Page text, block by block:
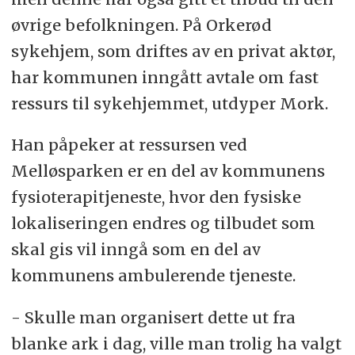
øvrige befolkningen. På Orkerød
sykehjem, som driftes av en privat aktør,
har kommunen inngått avtale om fast
ressurs til sykehjemmet, utdyper Mork.
Han påpeker at ressursen ved
Melløsparken er en del av kommunens
fysioterapitjeneste, hvor den fysiske
lokaliseringen endres og tilbudet som
skal gis vil inngå som en del av
kommunens ambulerende tjeneste.
- Skulle man organisert dette ut fra
blanke ark i dag, ville man trolig ha valgt